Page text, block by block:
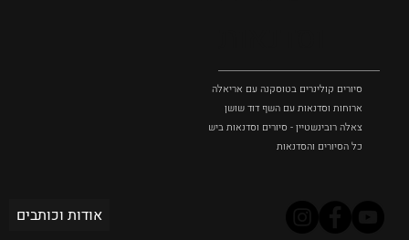
סיורים קולינרים בטוסקנה עם אריאלה בנקיר
ארוחות וסדנאות עם השף דוד שושן
צאלה רובינשטיין - סיורים וסדנאות בישול בטוסקנה
כל הסיורים והסדנאות
אודות וכותבים